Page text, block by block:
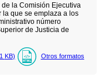
la Comisión Ejecutiva
que se emplaza a los
número
de Justicia de
KB) Otros formatos